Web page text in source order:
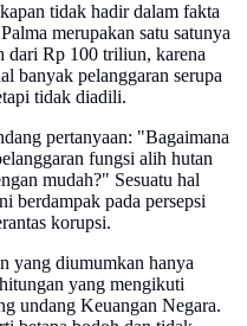
tidak hadir dalam fakta
merupakan satu satunya
dari Rp 100 triliun, karena
banyak pelanggaran serupa
tidak diadili.
pertanyaan: "Bagaimana
fungsi alih hutan
mudah?" Sesuatu hal
berdampak pada persepsi
korupsi.
yang diumumkan hanya
yang mengikuti
undang Keuangan Negara.